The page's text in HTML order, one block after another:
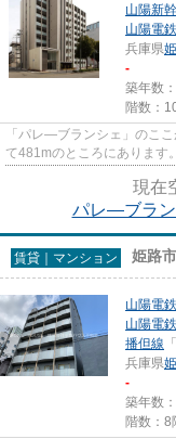
山陽新
山陽電
兵庫県
-
築年数
階数：
「パレ―ブランシェ」のこ
て481mのところにあります
物件です。当社スタッフが地
現在
パレ―ブラン
賃貸｜マンション 姫路
山陽電
山陽電
播但線 「
兵庫県
-
築年数
階数：8